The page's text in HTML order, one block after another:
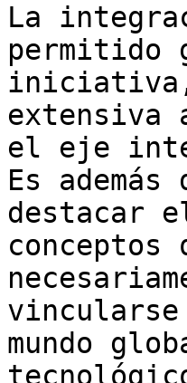
La
permitido
iniciativa,
extensiva
el eje
Es además
destacar
conceptos
mundo